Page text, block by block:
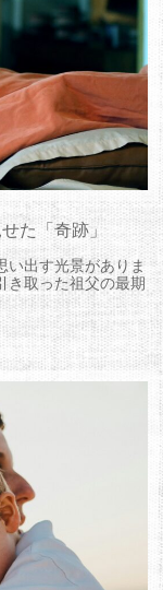
た「奇跡」
い出す光景がありま
き取った祖父の最期